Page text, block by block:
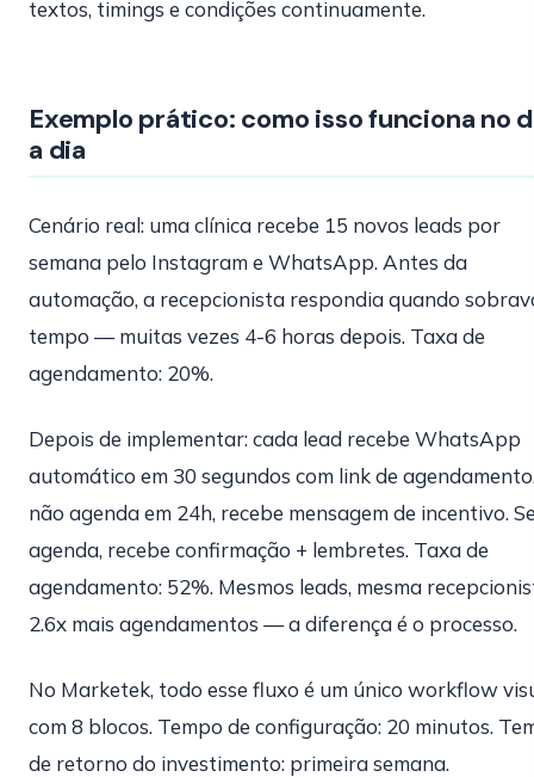
textos, timings e condições continuamente.
Exemplo prático: como isso funciona no
a dia
Cenário real: uma clínica recebe 15 novos leads por
semana pelo Instagram e WhatsApp. Antes da
automação, a recepcionista respondia quando
tempo — muitas vezes 4-6 horas depois. Taxa de
agendamento: 20%.
Depois de implementar: cada lead recebe WhatsApp
automático em 30 segundos com link de
não agenda em 24h, recebe mensagem de incentivo.
agenda, recebe confirmação + lembretes. Taxa de
agendamento: 52%. Mesmos leads, mesma
2.6x mais agendamentos — a diferença é o processo.
No Marketek, todo esse fluxo é um único workflow
com 8 blocos. Tempo de configuração: 20 minutos.
de retorno do investimento: primeira semana.